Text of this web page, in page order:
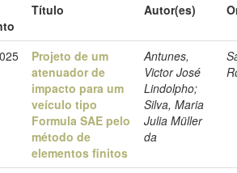
Título Autor(es)
Projeto de um
atenuador de
impacto para um
veículo tipo
Formula SAE pelo
método de
elementos finitos
Antunes,
Victor José
Lindolpho;
Silva, Maria
Julia Müller
da